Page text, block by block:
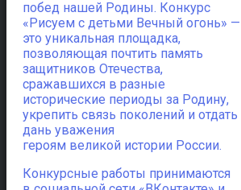
побед нашей Родины. Конкурс
«Рисуем с детьми Вечный огонь» —
это уникальная площадка,
позволяющая почтить память
защитников Отечества,
сражавшихся в разные
исторические периоды за Родину,
укрепить связь поколений и отдать
дань уважения
героям великой истории России.
Конкурсные работы принимаются